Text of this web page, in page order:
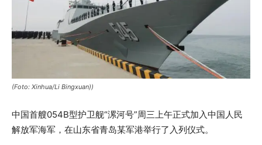
(Foto: Xinhua/Li Bingxuan))
中国首艘054B型护卫舰“漯河号”周三上午正式加入中国人民
解放军海军，在山东省青岛某军港举行了入列仪式。